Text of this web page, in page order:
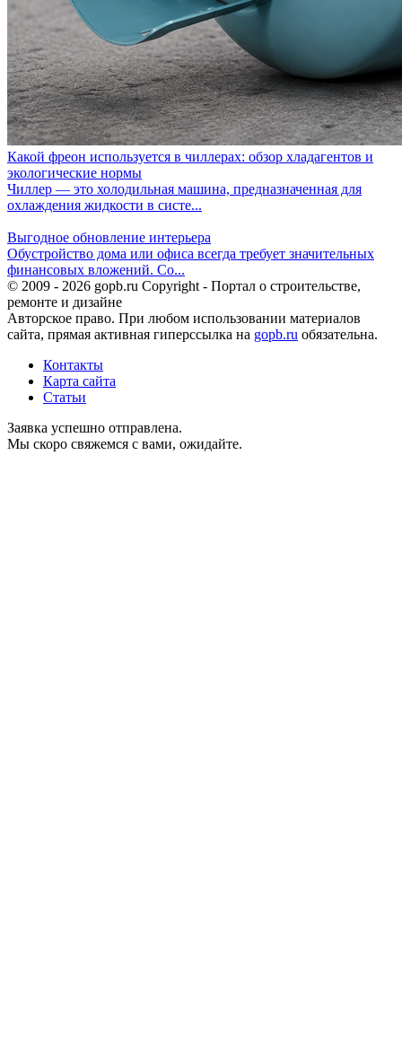
Какой фреон используется в чиллерах: обзор хладагентов и
экологические нормы
Чиллер — это холодильная машина, предназначенная для
охлаждения жидкости в систе...
Выгодное обновление интерьера
Обустройство дома или офиса всегда требует значительных
финансовых вложений. Со...
© 2009 - 2026 gopb.ru Copyright - Портал о строительстве,
ремонте и дизайне
Авторское право. При любом использовании материалов
сайта, прямая активная гиперссылка на gopb.ru обязательна.
Контакты
Карта сайта
Статьи
Заявка успешно отправлена.
Мы скоро свяжемся с вами, ожидайте.